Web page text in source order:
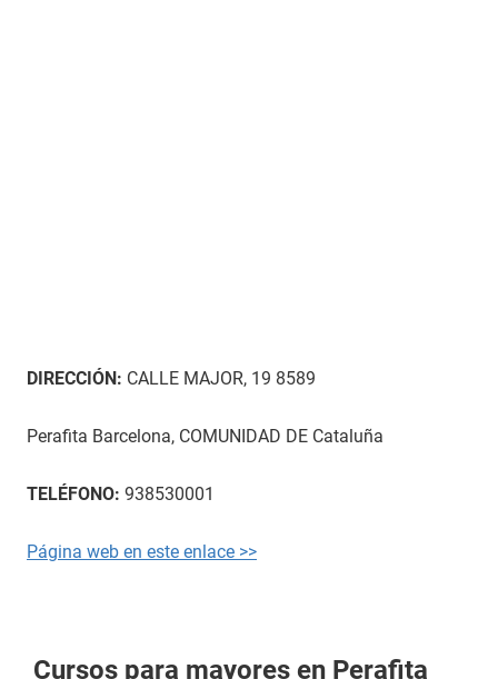
DIRECCIÓN: CALLE MAJOR, 19 8589
Perafita Barcelona, COMUNIDAD DE Cataluña
TELÉFONO: 938530001
Página web en este enlace >>
Cursos para mayores en Perafita